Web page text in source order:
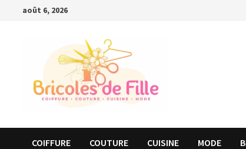
Passeraoût 6, 2026
COIFFURE COUTURE CUISINE MODE